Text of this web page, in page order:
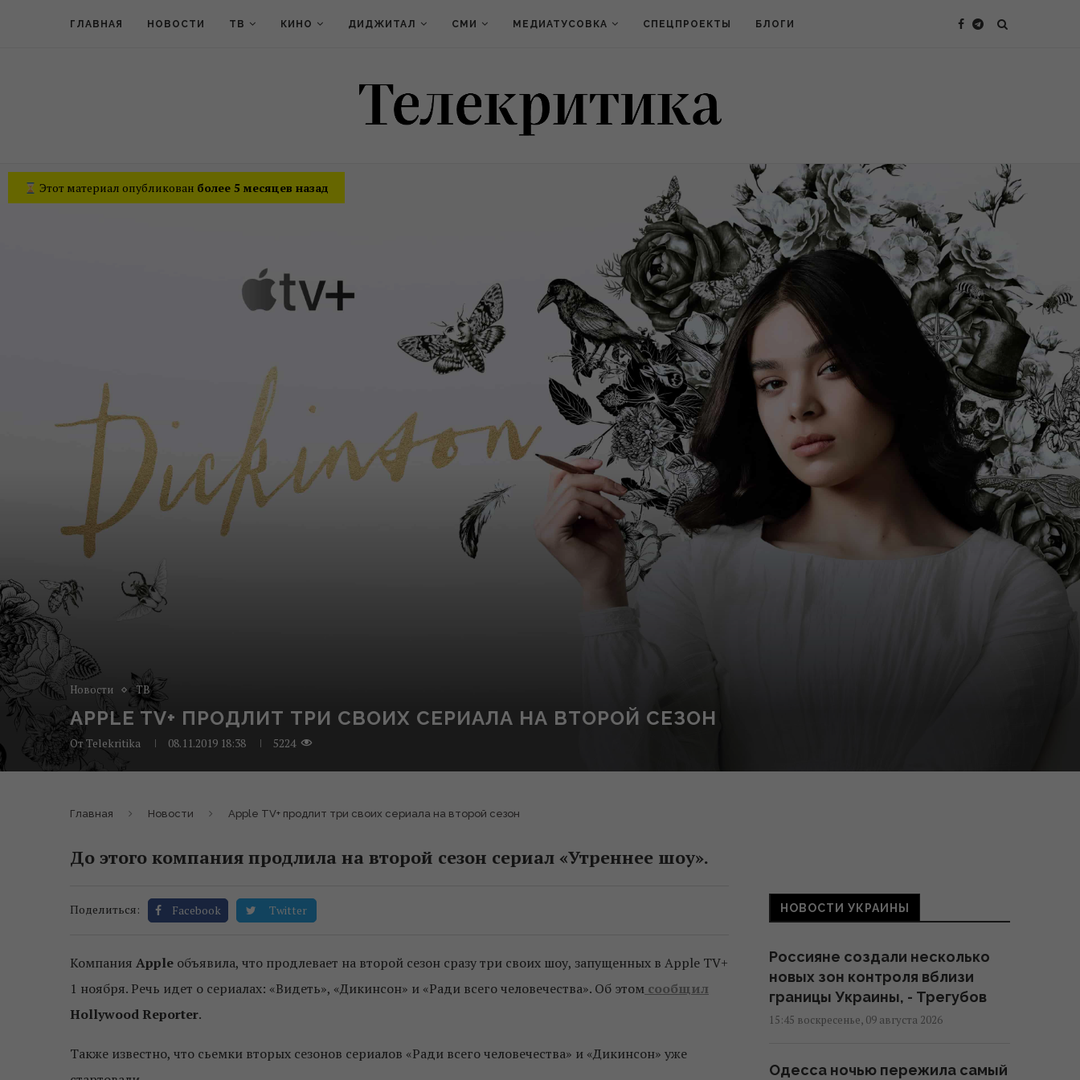
ГЛАВНАЯ НОВОСТИ ТВ КИНО ДИДЖИТАЛ СМИ МЕДИАТУСОВКА СПЕЦПРОЕКТЫ БЛОГИ
Этот материал опубликован более 5 месяцев назад
Новости ТВ
APPLE TV+ ПРОДЛИТ ТРИ СВОИХ СЕРИАЛА НА ВТОРОЙ СЕЗОН
ОтTelekritika 08.11.2019 18:38 5224
Главная Новости Apple TV+ продлит три своих сериала на второй сезон
До этого компания продлила на второй сезон сериал «Утреннее шоу».
Поделиться: Facebook Twitter
Компания Apple объявила, что продлевает на второй сезон сразу три своих шоу, запущенных в Apple TV+
1 ноября. Речь идет о сериалах: «Видеть», «Дикинсон» и «Ради всего человечества». Об этом сообщил
Hollywood Reporter.
Также известно, что сьемки вторых сезонов сериалов «Ради всего человечества» и «Дикинсон» уже
НОВОСТИ УКРАИНЫ
Россияне создали несколько
новых зон контроля вблизи
границы Украины, - Трегубов
15:45 воскресенье, 09 августа 2026
Одесса ночью пережила самый